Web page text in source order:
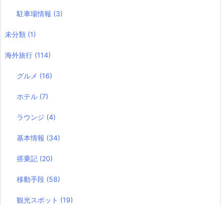
駐車場情報 (3)
未分類 (1)
海外旅行 (114)
グルメ (16)
ホテル (7)
ラウンジ (4)
基本情報 (34)
搭乗記 (20)
移動手段 (58)
観光スポット (19)